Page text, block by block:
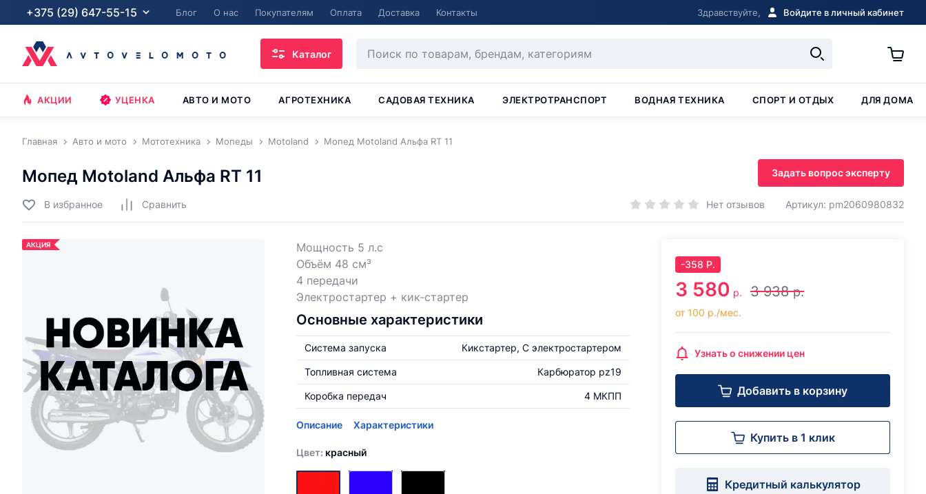
+375 (29) 647-55-15 Блог О нас Покупателям Оплата Доставка Контакты Здравствуйте, Войдите в личный кабинет
Каталог
АКЦИИ УЦЕНКА АВТО И МОТО АГРОТЕХНИКА САДОВАЯ ТЕХНИКА ЭЛЕКТРОТРАНСПОРТ ВОДНАЯ ТЕХНИКА СПОРТ И ОТДЫХ ДЛЯ ДОМА
Главная Авто и мото Мототехника Мопеды Motoland Мопед Motoland Альфа RT 11
Мопед Motoland Альфа RT 11 Задать вопрос эксперту
В избранное Cравнить Нет отзывов Артикул: pm2060980832
АКЦИЯ
Мощность 5 л.с
Объём 48 см³
4 передачи
Электростартер + кик-стартер
Основные характеристики
Система запуска Кикстартер, С электростартером
Топливная система Карбюратор pz19
Коробка передач 4 МКПП
Описание Характеристики
Цвет: красный
-358 Р.
3 580 р. 3 938 р.
от 100 р./мес.
Узнать о снижении цен
Добавить в корзину
Купить в 1 клик
Кредитный калькулятор